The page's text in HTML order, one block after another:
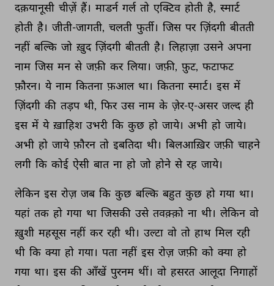
दक़यानूसी चीज़ें हैं। माडर्न गर्ल तो एक्टिव होती है, स्मार्ट
होती है। जीती-जागती, चलती फुर्ती। जिस पर ज़िंदगी बीतती
नहीं बल्कि जो ख़ुद ज़िंदगी बीतती है। लिहाज़ा उसने अपना
नाम जिस मन से जफ़ी कर लिया। जफ़ी, फ़ुट, फटाफट
फ़ौरन। ये नाम कितना फ़आल था। कितना स्मार्ट। इस में
ज़िंदगी की तड़प थी, फिर उस नाम के ज़ेर-ए-असर जल्द ही
इस में ये ख़ाहिश उभरी कि कुछ हो जाये। अभी हो जाये।
अभी हो जाये फ़ौरन तो इबतिदा थी। बिलआख़िर जफ़ी चाहने
लगी कि कोई ऐसी बात ना हो जो होने से रह जाये।
लेकिन इस रोज़ जब कि कुछ बल्कि बहुत कुछ हो गया था।
यहां तक हो गया था जिसकी उसे तवक़्क़ो ना थी। लेकिन वो
ख़ुशी महसूस नहीं कर रही थी। उल्टा वो तो हाथ मिल रही
थी कि क्या हो गया। पता नहीं इस रोज़ जफ़ी को क्या हो
गया था। इस की आँखें पुरनम थीं। वो हसरत आलूदा निगाहों